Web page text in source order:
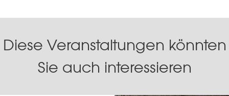
Diese Veranstaltungen könnten
Sie auch interessieren